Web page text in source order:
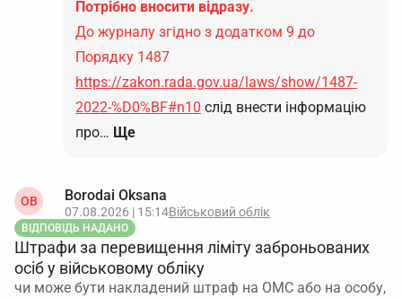
Потрібно вносити відразу.
До журналу згідно з додатком 9 до
Порядку 1487
https://zakon.rada.gov.ua/laws/show/1487-
2022-%D0%BF#n10 слід внести інформацію
про… Ще
OB Borodai Oksana
07.08.2026 | 15:14Військовий облік
ВІДПОВІДЬ НАДАНО
Штрафи за перевищення ліміту заброньованих
осіб у військовому обліку
чи може бути накладений штраф на ОМС або на особу,